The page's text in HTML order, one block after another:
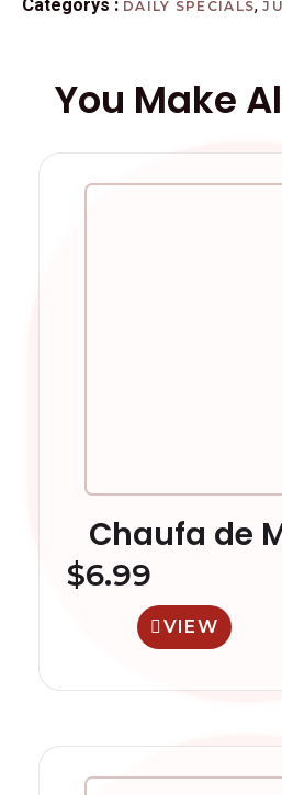
Categorys : DAILY SPECIALS,
You Make
Chaufa de
$6.99
VIEW